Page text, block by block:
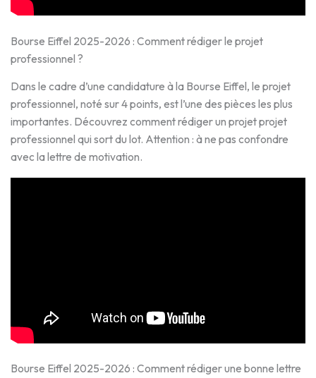
Bourse Eiffel 2025-2026 : Comment rédiger le projet
professionnel ?
Dans le cadre d’une candidature à la Bourse Eiffel, le projet
professionnel, noté sur 4 points, est l’une des pièces les plus
importantes. Découvrez comment rédiger un projet projet
professionnel qui sort du lot. Attention : à ne pas confondre
avec la lettre de motivation.
Bourse Eiffel 2025-2026 : Comment rédiger une bonne lettre